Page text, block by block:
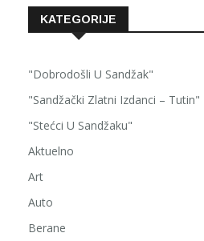
KATEGORIJE
"Dobrodošli U Sandžak"
"Sandžački Zlatni Izdanci – Tutin"
"Stećci U Sandžaku"
Aktuelno
Art
Auto
Berane